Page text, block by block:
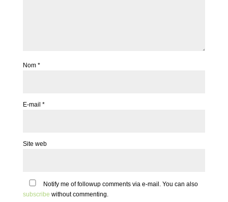
Nom *
E-mail *
Site web
Notify me of followup comments via e-mail. You can also
subscribe without commenting.